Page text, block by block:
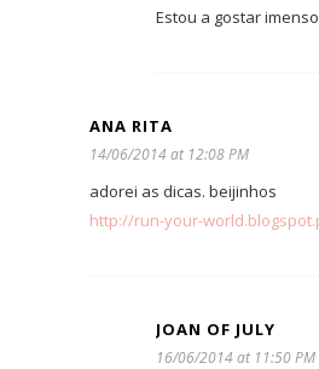
Estou a gostar
ANA RITA
14/06/2014 at 12:08 PM
adorei as dicas. beijinhos
http://run-your-
JOAN OF JULY
16/06/2014 at 11:50 PM